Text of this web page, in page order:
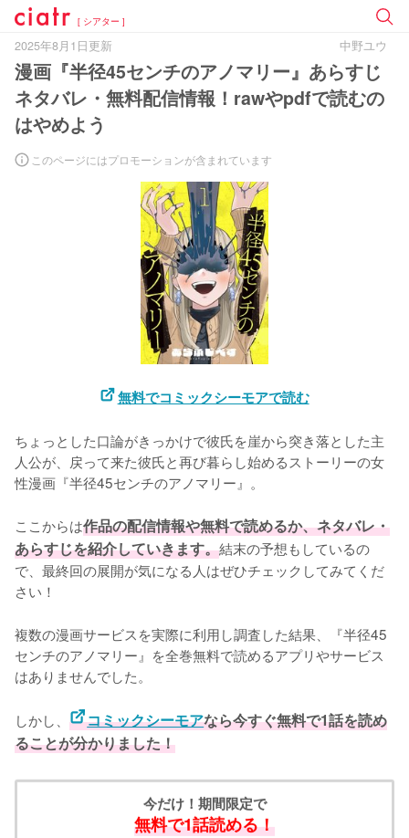
[ シアター ]
2025年8月1日更新 中野ユウ
漫画『半径45センチのアノマリー』あらすじ
ネタバレ・無料配信情報！rawやpdfで読むの
はやめよう
このページにはプロモーションが含まれています
無料でコミックシーモアで読む
ちょっとした口論がきっかけで彼氏を崖から突き落とした主
人公が、戻って来た彼氏と再び暮らし始めるストーリーの女
性漫画『半径45センチのアノマリー』。
ここからは作品の配信情報や無料で読めるか、ネタバレ・
あらすじを紹介していきます。結末の予想もしているの
で、最終回の展開が気になる人はぜひチェックしてみてくだ
さい！
複数の漫画サービスを実際に利用し調査した結果、『半径45
センチのアノマリー』を全巻無料で読めるアプリやサービス
はありませんでした。
しかし、 コミックシーモアなら今すぐ無料で1話を読め
ることが分かりました！
今だけ！期間限定で
無料で1話読める！